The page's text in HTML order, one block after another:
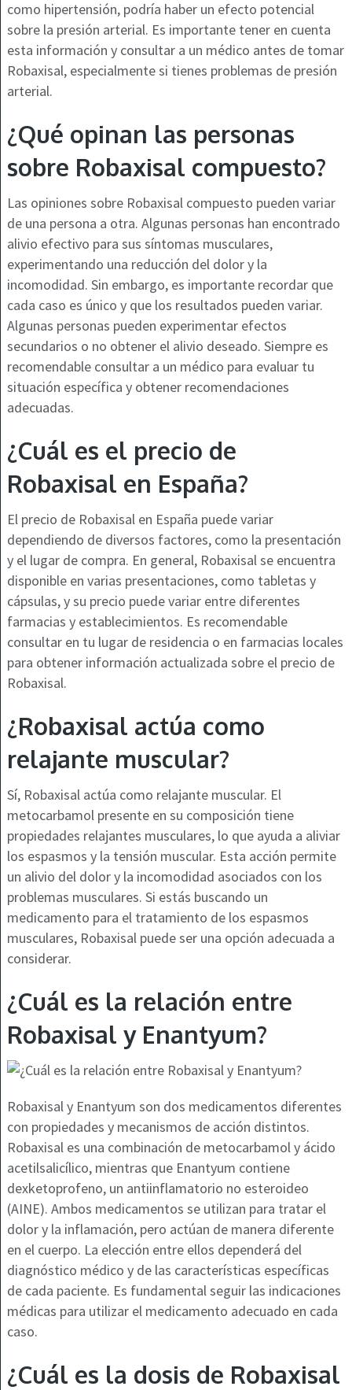
como hipertensión, podría haber un efecto potencial
sobre la presión arterial. Es importante tener en cuenta
esta información y consultar a un médico antes de tomar
Robaxisal, especialmente si tienes problemas de presión
arterial.
¿Qué opinan las personas
sobre Robaxisal compuesto?
Las opiniones sobre Robaxisal compuesto pueden variar
de una persona a otra. Algunas personas han encontrado
alivio efectivo para sus síntomas musculares,
experimentando una reducción del dolor y la
incomodidad. Sin embargo, es importante recordar que
cada caso es único y que los resultados pueden variar.
Algunas personas pueden experimentar efectos
secundarios o no obtener el alivio deseado. Siempre es
recomendable consultar a un médico para evaluar tu
situación específica y obtener recomendaciones
adecuadas.
¿Cuál es el precio de
Robaxisal en España?
El precio de Robaxisal en España puede variar
dependiendo de diversos factores, como la presentación
y el lugar de compra. En general, Robaxisal se encuentra
disponible en varias presentaciones, como tabletas y
cápsulas, y su precio puede variar entre diferentes
farmacias y establecimientos. Es recomendable
consultar en tu lugar de residencia o en farmacias locales
para obtener información actualizada sobre el precio de
Robaxisal.
¿Robaxisal actúa como
relajante muscular?
Sí, Robaxisal actúa como relajante muscular. El
metocarbamol presente en su composición tiene
propiedades relajantes musculares, lo que ayuda a aliviar
los espasmos y la tensión muscular. Esta acción permite
un alivio del dolor y la incomodidad asociados con los
problemas musculares. Si estás buscando un
medicamento para el tratamiento de los espasmos
musculares, Robaxisal puede ser una opción adecuada a
considerar.
¿Cuál es la relación entre
Robaxisal y Enantyum?
Robaxisal y Enantyum son dos medicamentos diferentes
con propiedades y mecanismos de acción distintos.
Robaxisal es una combinación de metocarbamol y ácido
acetilsalicílico, mientras que Enantyum contiene
dexketoprofeno, un antiinflamatorio no esteroideo
(AINE). Ambos medicamentos se utilizan para tratar el
dolor y la inflamación, pero actúan de manera diferente
en el cuerpo. La elección entre ellos dependerá del
diagnóstico médico y de las características específicas
de cada paciente. Es fundamental seguir las indicaciones
médicas para utilizar el medicamento adecuado en cada
caso.
¿Cuál es la dosis de Robaxisal